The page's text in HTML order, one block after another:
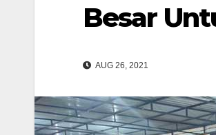
Besar
AUG 26, 2021